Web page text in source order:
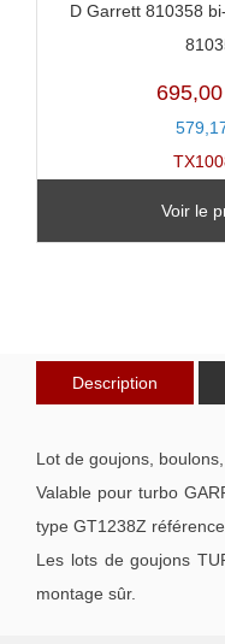
D Garrett 810358
Voir le
Description
Lot de goujons,
Valable pour turbo
type GT1238Z
Les lots de goujons
montage sûr.